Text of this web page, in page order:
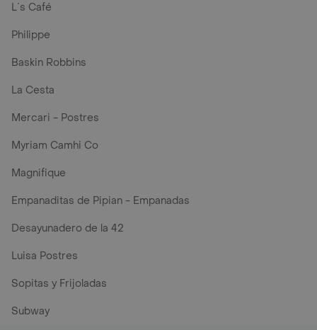
L´s Café
Philippe
Baskin Robbins
La Cesta
Mercari - Postres
Myriam Camhi Co
Magnifique
Empanaditas de Pipian - Empanadas
Desayunadero de la 42
Luisa Postres
Sopitas y Frijoladas
Subway